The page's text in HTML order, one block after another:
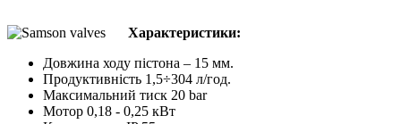
Характеристики:
Довжина ходу пістона – 15 мм.
Продуктивність 1,5÷304 л/год.
Максимальний тиск 20 bar
Мотор 0,18 - 0,25 кВт